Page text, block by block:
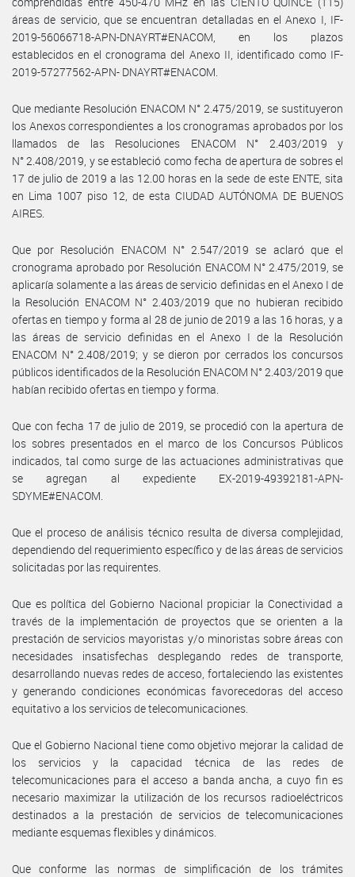
áreas de servicio, que se encuentran detalladas en el Anexo I, IF-
2019-56066718-APN-DNAYRT#ENACOM, en los plazos
establecidos en el cronograma del Anexo II, identificado como IF-
2019-57277562-APN- DNAYRT#ENACOM.
Que mediante Resolución ENACOM N° 2.475/2019, se sustituyeron
los Anexos correspondientes a los cronogramas aprobados por los
llamados de las Resoluciones ENACOM N° 2.403/2019 y
N° 2.408/2019, y se estableció como fecha de apertura de sobres el
17 de julio de 2019 a las 12.00 horas en la sede de este ENTE, sita
en Lima 1007 piso 12, de esta CIUDAD AUTÓNOMA DE BUENOS
AIRES.
Que por Resolución ENACOM N° 2.547/2019 se aclaró que el
cronograma aprobado por Resolución ENACOM N° 2.475/2019, se
aplicaría solamente a las áreas de servicio definidas en el Anexo I de
la Resolución ENACOM N° 2.403/2019 que no hubieran recibido
ofertas en tiempo y forma al 28 de junio de 2019 a las 16 horas, y a
las áreas de servicio definidas en el Anexo I de la Resolución
ENACOM N° 2.408/2019; y se dieron por cerrados los concursos
públicos identificados de la Resolución ENACOM N° 2.403/2019 que
habían recibido ofertas en tiempo y forma.
Que con fecha 17 de julio de 2019, se procedió con la apertura de
los sobres presentados en el marco de los Concursos Públicos
indicados, tal como surge de las actuaciones administrativas que
se agregan al expediente EX-2019-49392181-APN-
SDYME#ENACOM.
Que el proceso de análisis técnico resulta de diversa complejidad,
dependiendo del requerimiento específico y de las áreas de servicios
solicitadas por las requirentes.
Que es política del Gobierno Nacional propiciar la Conectividad a
través de la implementación de proyectos que se orienten a la
prestación de servicios mayoristas y/o minoristas sobre áreas con
necesidades insatisfechas desplegando redes de transporte,
desarrollando nuevas redes de acceso, fortaleciendo las existentes
y generando condiciones económicas favorecedoras del acceso
equitativo a los servicios de telecomunicaciones.
Que el Gobierno Nacional tiene como objetivo mejorar la calidad de
los servicios y la capacidad técnica de las redes de
telecomunicaciones para el acceso a banda ancha, a cuyo fin es
necesario maximizar la utilización de los recursos radioeléctricos
destinados a la prestación de servicios de telecomunicaciones
mediante esquemas flexibles y dinámicos.
Que conforme las normas de simplificación de los trámites